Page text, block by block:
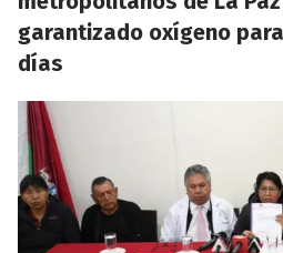
garantizado oxígeno
días